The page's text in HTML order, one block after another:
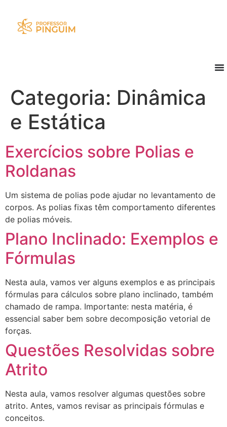
Categoria: Dinâmica
e Estática
Exercícios sobre Polias e
Roldanas
Um sistema de polias pode ajudar no levantamento de
corpos. As polias fixas têm comportamento diferentes
de polias móveis.
Plano Inclinado: Exemplos e
Fórmulas
Nesta aula, vamos ver alguns exemplos e as principais
fórmulas para cálculos sobre plano inclinado, também
chamado de rampa. Importante: nesta matéria, é
essencial saber bem sobre decomposição vetorial de
forças.
Questões Resolvidas sobre
Atrito
Nesta aula, vamos resolver algumas questões sobre
atrito. Antes, vamos revisar as principais fórmulas e
conceitos.